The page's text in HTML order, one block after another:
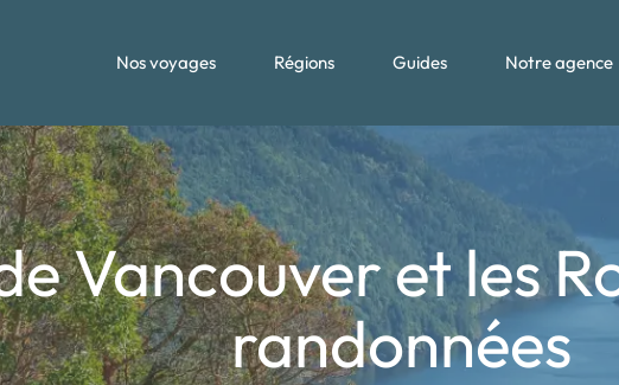
Nos voyages Régions Guides Notre agence
Vancouver et les
randonnées